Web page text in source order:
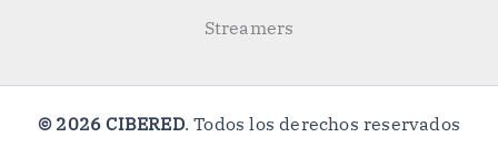
Streamers
© 2026 CIBERED. Todos los derechos reservados